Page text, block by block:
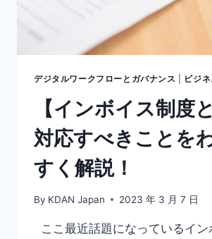
デジタルワークフローとガバナンス ビジネ
【インボイス制度
対応すべきことを
すく解説！
By KDAN Japan 2023 年 3 月 7 日
ここ最近話題になっているイン